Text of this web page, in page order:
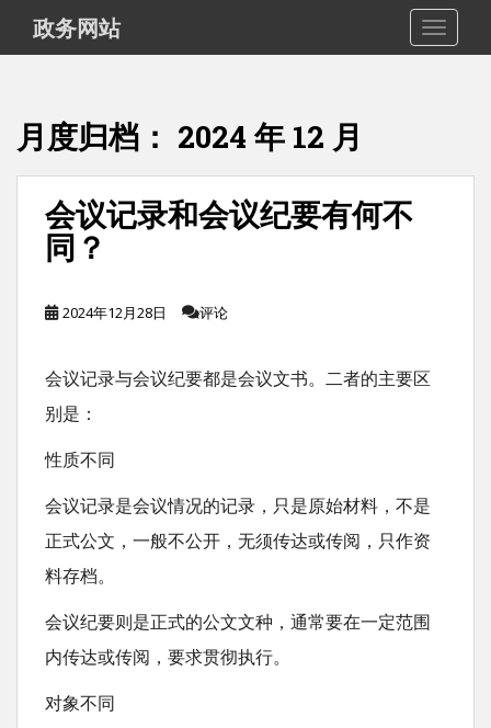
政务网站
月度归档： 2024 年 12 月
会议记录和会议纪要有何不
同？
2024年12月28日 评论
会议记录与会议纪要都是会议文书。二者的主要区
别是：
性质不同
会议记录是会议情况的记录，只是原始材料，不是
正式公文，一般不公开，无须传达或传阅，只作资
料存档。
会议纪要则是正式的公文文种，通常要在一定范围
内传达或传阅，要求贯彻执行。
对象不同